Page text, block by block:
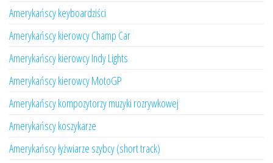
Amerykańscy keyboardziści
Amerykańscy kierowcy Champ Car
Amerykańscy kierowcy Indy Lights
Amerykańscy kierowcy MotoGP
Amerykańscy kompozytorzy muzyki rozrywkowej
Amerykańscy koszykarze
Amerykańscy łyżwiarze szybcy (short track)